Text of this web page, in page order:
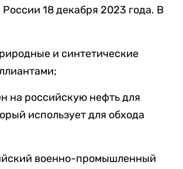
18 декабря 2023 года. В
и синтетические
на российскую нефть для
использует для обхода
военно-промышленный